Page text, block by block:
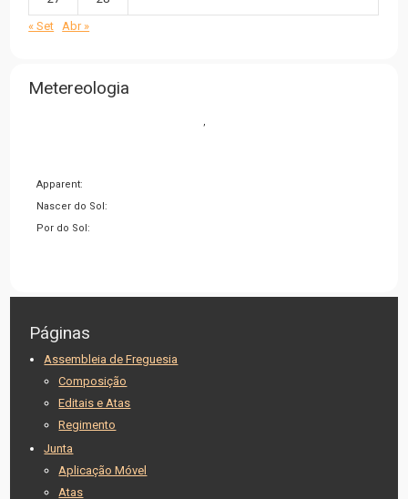
« Set
Abr »
Metereologia
,
Apparent:
Nascer do Sol:
Por do Sol:
Páginas
Assembleia de Freguesia
Composição
Editais e Atas
Regimento
Junta
Aplicação Móvel
Atas